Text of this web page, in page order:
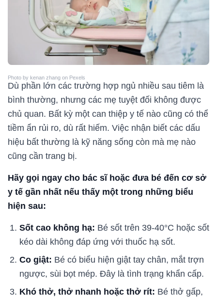
Photo by kenan zhang on Pexels
Dù phần lớn các trường hợp ngủ nhiều sau tiêm là
bình thường, nhưng các mẹ tuyệt đối không được
chủ quan. Bất kỳ một can thiệp y tế nào cũng có thể
tiềm ẩn rủi ro, dù rất hiếm. Việc nhận biết các dấu
hiệu bất thường là kỹ năng sống còn mà mẹ nào
cũng cần trang bị.
Hãy gọi ngay cho bác sĩ hoặc đưa bé đến cơ sở
y tế gần nhất nếu thấy một trong những biểu
hiện sau:
Sốt cao không hạ: Bé sốt trên 39-40°C hoặc sốt
kéo dài không đáp ứng với thuốc hạ sốt.
Co giật: Bé có biểu hiện giật tay chân, mắt trợn
ngược, sùi bọt mép. Đây là tình trạng khẩn cấp.
Khó thở, thở nhanh hoặc thở rít: Bé thở gấp,